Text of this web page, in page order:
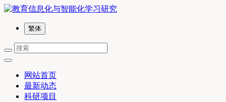
繁体
网站首页
最新动态
科研项目